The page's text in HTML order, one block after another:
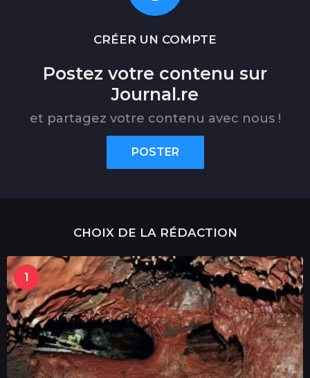
CRÉER UN COMPTE
Postez votre contenu sur
Journal.re
et partagez votre contenu avec nous !
POSTER
CHOIX DE LA RÉDACTION
1